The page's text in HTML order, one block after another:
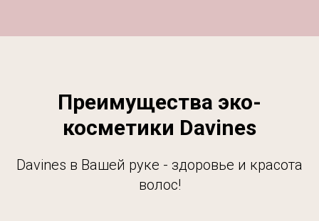
Преимущества эко-
косметики Davines
Davines в Вашей руке - здоровье и красота
волос!